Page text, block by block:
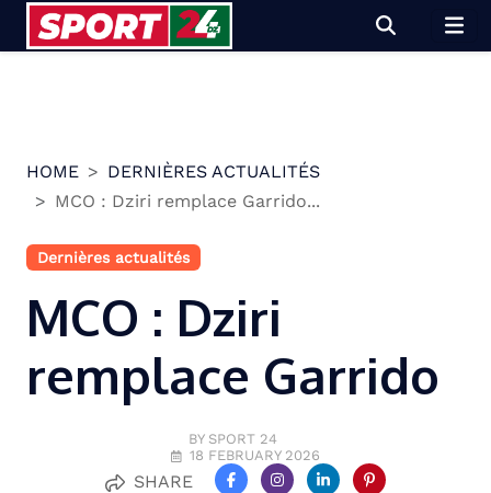
HOME
DERNIÈRES ACTUALITÉS
MCO : Dziri remplace Garrido...
Dernières actualités
MCO : Dziri
remplace Garrido
BY SPORT 24
18 FEBRUARY 2026
SHARE